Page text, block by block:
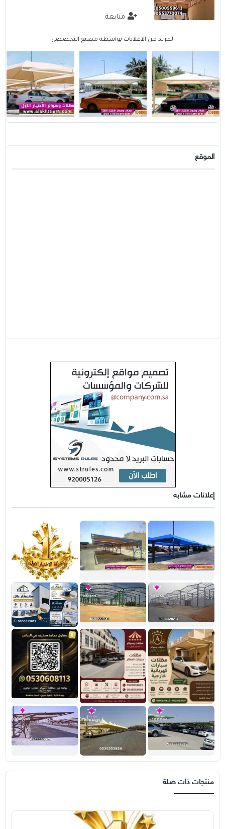
متابعة
المزيد من الاعلانات بواسطة مصنع التخصصي
الموقع
إعلانات مشابه
منتجات ذات صلة